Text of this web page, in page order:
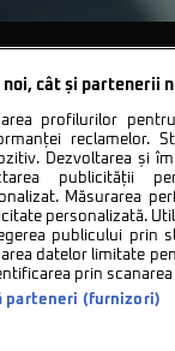
cât și partenerii
profilurilor
reclamelor.
Dezvoltarea și
publicității
Măsurarea
personalizată.
publicului prin
datelor limitate
prin
parteneri (furnizori)